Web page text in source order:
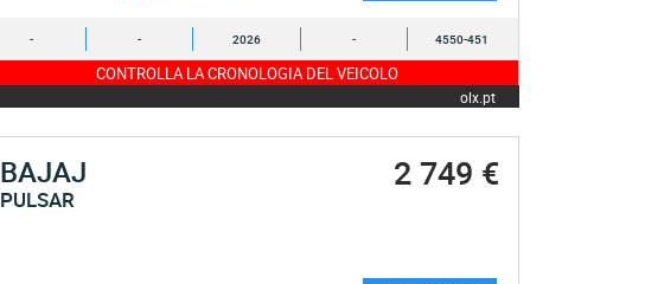
- - 2026 - 4550-451
CONTROLLA LA CRONOLOGIA DEL VEICOLO
olx.pt
BAJAJ
PULSAR
2 749 €